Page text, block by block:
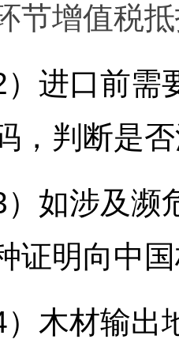
节增值税
）进口前需
，判断是
）如涉及濒
证明向中
）木材输出